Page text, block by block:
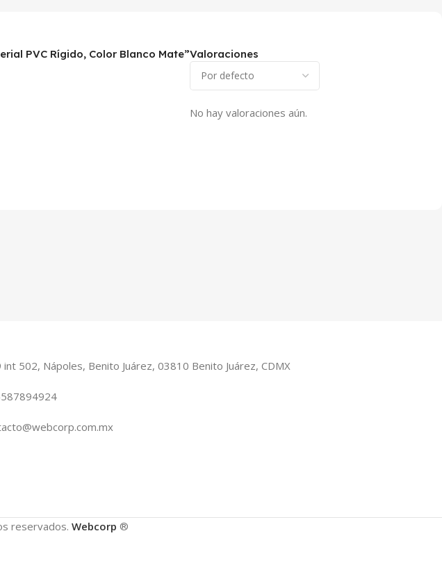
Valoraciones
No hay valoraciones aún.
PVC Rígido, Color Blanco Mate”
502, Nápoles, Benito Juárez, 03810 Benito Juárez, CDMX
reservados. Webcorp ®